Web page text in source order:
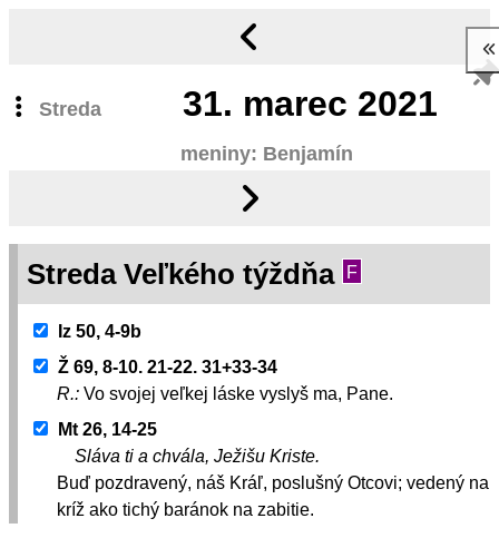
Streda 31. marec 2021
meniny: Benjamín
Streda Veľkého týždňa F
Iz 50, 4-9b
Ž 69, 8-10. 21-22. 31+33-34
R.: Vo svojej veľkej láske vyslyš ma, Pane.
Mt 26, 14-25
Sláva ti a chvála, Ježišu Kriste.
Buď pozdravený, náš Kráľ, poslušný Otcovi; vedený na
kríž ako tichý baránok na zabitie.